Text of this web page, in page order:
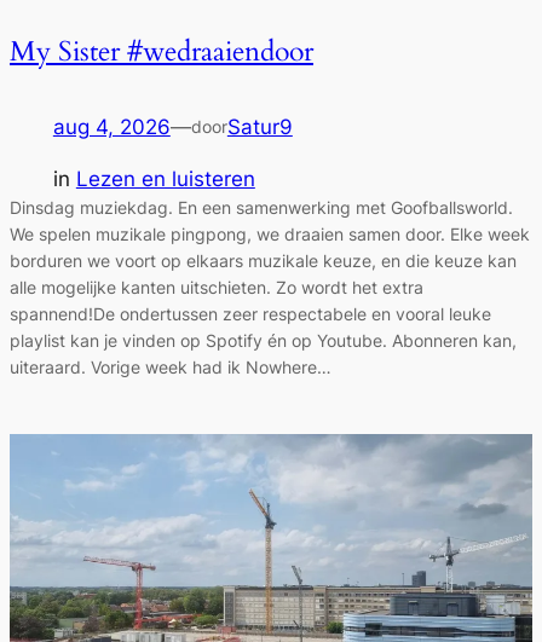
My Sister #wedraaiendoor
aug 4, 2026—doorSatur9
in Lezen en luisteren
Dinsdag muziekdag. En een samenwerking met Goofballsworld.
We spelen muzikale pingpong, we draaien samen door. Elke week
borduren we voort op elkaars muzikale keuze, en die keuze kan
alle mogelijke kanten uitschieten. Zo wordt het extra
spannend!De ondertussen zeer respectabele en vooral leuke
playlist kan je vinden op Spotify én op Youtube. Abonneren kan,
uiteraard. Vorige week had ik Nowhere…